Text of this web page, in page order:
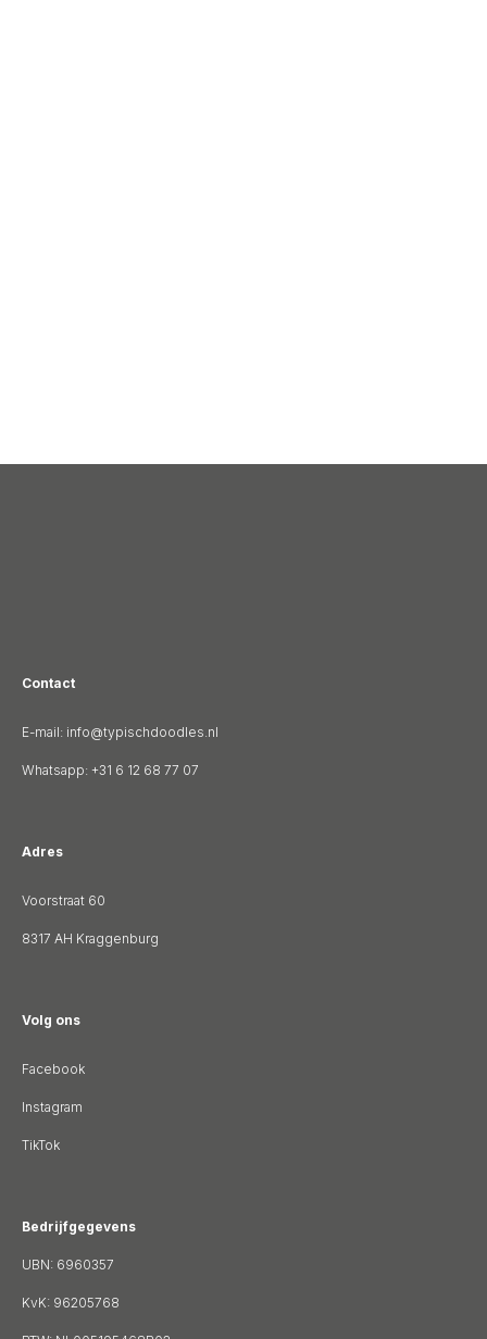
Contact
E-mail: info@typischdoodles.nl
Whatsapp: +31 6 12 68 77 07
Adres
Voorstraat 60
8317 AH Kraggenburg
Volg ons
Facebook
Instagram
TikTok
Bedrijfgegevens
UBN: 6960357
KvK: 96205768